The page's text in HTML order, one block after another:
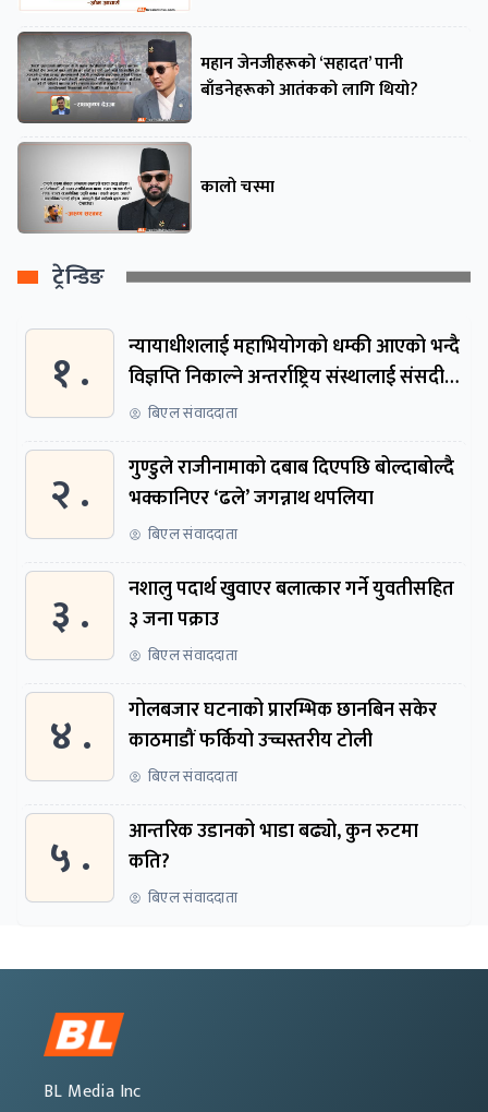
महान जेनजीहरूको ‘सहादत’ पानी
बाँडनेहरूको आतंकको लागि थियो?
कालो चस्मा
ट्रेन्डिङ
१ .
न्यायाधीशलाई महाभियोगको धम्की आएको भन्दै
विज्ञप्ति निकाल्ने अन्तर्राष्ट्रिय संस्थालाई संसदीय
समितिमा बोलाइयो
बिएल संवाददाता
२ .
गुण्डुले राजीनामाको दबाब दिएपछि बोल्दाबोल्दै
भक्कानिएर ‘ढले’ जगन्नाथ थपलिया
बिएल संवाददाता
३ .
नशालु पदार्थ खुवाएर बलात्कार गर्ने युवतीसहित
३ जना पक्राउ
बिएल संवाददाता
४ .
गोलबजार घटनाको प्रारम्भिक छानबिन सकेर
काठमाडौं फर्कियो उच्चस्तरीय टोली
बिएल संवाददाता
५ .
आन्तरिक उडानको भाडा बढ्यो, कुन रुटमा
कति?
बिएल संवाददाता
BL Media Inc